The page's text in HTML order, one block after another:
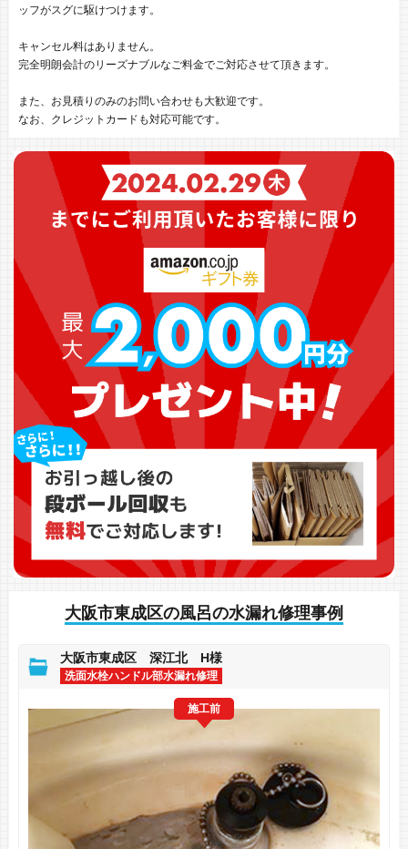
ッフがスグに駆けつけます。
キャンセル料はありません。
完全明朗会計のリーズナブルなご料金でご対応させて頂きます。
また、お見積りのみのお問い合わせも大歓迎です。
なお、クレジットカードも対応可能です。
大阪市東成区の風呂の水漏れ修理事例
大阪市東成区 深江北 H様
洗面水栓ハンドル部水漏れ修理
施工前